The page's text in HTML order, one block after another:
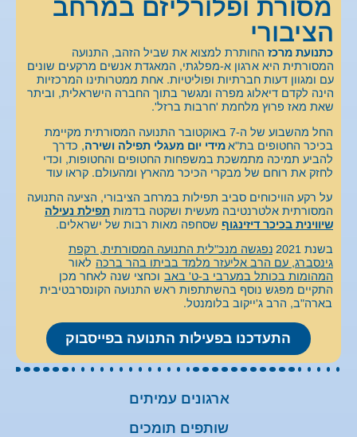
מסורת ופלורליזם במרחב
הציבורי
כתנועת מרכז החותרת למצוא את שביל הזהב, התנועה
המסורתית היא ארגון א-מפלגתי, המאגדת אנשים מרקעים שונים
עם ומגוון דעות חברתיות ופוליטיות. אחת ממטרותינו המרכזיות
הינה לקדם דיאלוג מפרה ומגשר בתוך החברה הישראלית, וביתר
שאת מאז פרוץ מלחמת 'חרבות ברזל'.
החל מהשבוע של ה-7 באוקטובר התנועה המסורתית מקיימת
בכיכר החטופים בת"אמידי יום מעגלי תפילה ושירה, כדרך
להביע תמיכה מתמשכת במשפחות החטופים והחטופות, וכדי
לחזק את רוחם של מבקרי הכיכר מהארץ ומהעולם. קראו עוד
על רקע הוויכוחים סביב תפילות במרחב הציבורי, הציעה התנועה
המסורתית אלטרנטיבה מעשית ושקטה בדמות תפילת נעילה
שיווינית בכיכר דיזינגוף שסחפה מאות רבות של ישראלים.
בשנת 2021
נפגשה מנכ"לית התנועה המסורתית, רקפת
גינסברג, עם הרב אליעזר מלמד בביתו בהר ברכה לאור
המהומות בכותל במערבי ב-ט' באב וכחצי שנה לאחר מכן
התקיים מפגש נוסף בהשתתפות ראש התנועה הקונסרבטיבית
בארה"ב, הרב ג'ייקוב בלומנטל.
התעדכנו בפעילות התנועה בפייסבוק
ארגונים עמיתים
שותפים תומכים